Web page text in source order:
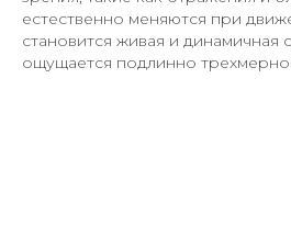
естественно меняются при
становится живая и динамичная
ощущается подлинно